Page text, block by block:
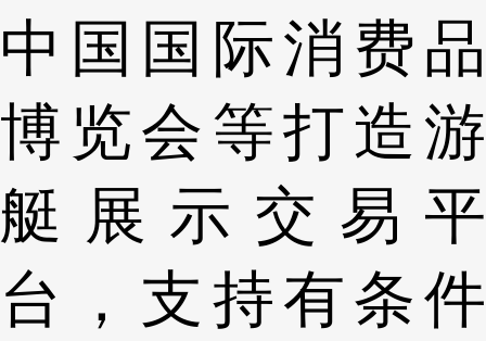
中国国际消费品
博览会等打造游
艇展示交易平
台，支持有条件